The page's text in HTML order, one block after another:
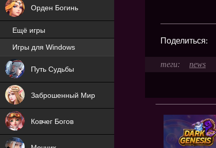
Поделиться:
news
Орден Богинь
Ещё игры
Игры для Windows
Путь Судьбы
Заброшенный Мир
NEW
Ковчег Богов